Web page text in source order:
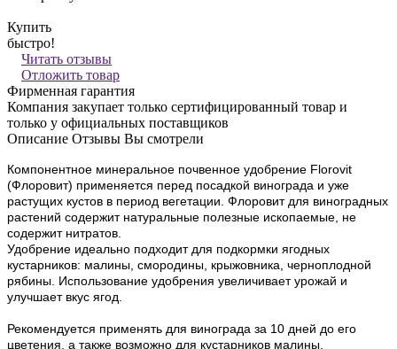
Купить
быстро!
Читать отзывы
Отложить товар
Фирменная гарантия
Компания закупает только сертифицированный товар и
только у официальных поставщиков
Описание Отзывы Вы смотрели
Компонентное минеральное почвенное удобрение Florovit
(Флоровит) применяется перед посадкой винограда и уже
растущих кустов в период вегетации. Флоровит для виноградных
растений содержит натуральные полезные ископаемые, не
содержит нитратов.
Удобрение идеально подходит для подкормки ягодных
кустарников: малины, смородины, крыжовника, черноплодной
рябины. Использование удобрения увеличивает урожай и
улучшает вкус ягод.
Рекомендуется применять для винограда за 10 дней до его
цветения, а также возможно для кустарников малины,